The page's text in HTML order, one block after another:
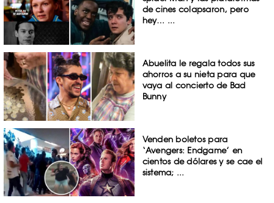
de cines colapsaron, pero
hey… ...
Abuelita le regala todos sus
ahorros a su nieta para que
vaya al concierto de Bad
Bunny
Venden boletos para
‘Avengers: Endgame’ en
cientos de dólares y se cae el
sistema; ...